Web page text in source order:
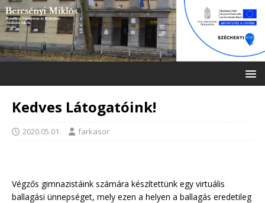
Kedves Látogatóink!
2020.05.01. farkasor
Végzős gimnazistáink számára készítettünk egy virtuális
ballagási ünnepséget, mely ezen a helyen a ballagás eredetileg